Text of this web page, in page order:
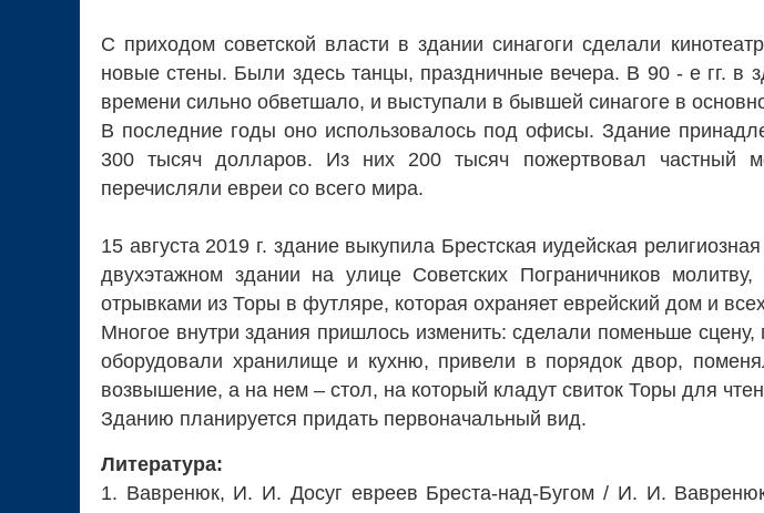
С приходом советской власти в здании синагоги сделали
новые стены. Были здесь танцы, праздничные вечера. В 90 - е гг. в
времени сильно обветшало, и выступали в бывшей синагоге в
В последние годы оно использовалось под офисы. Здание
300 тысяч долларов. Из них 200 тысяч пожертвовал частный
перечисляли евреи со всего мира.
15 августа 2019 г. здание выкупила Брестская иудейская
двухэтажном здании на улице Советских Пограничников
отрывками из Торы в футляре, которая охраняет еврейский дом и
Многое внутри здания пришлось изменить: сделали поменьше
оборудовали хранилище и кухню, привели в порядок двор,
возвышение, а на нем – стол, на который кладут свиток Торы для
Зданию планируется придать первоначальный вид.
Литература:
1. Вавренюк, И. И. Досуг евреев Бреста-над-Бугом / И. И. Вавренюк